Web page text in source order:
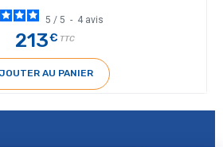
5 / 5 - 4 avis
213€ TTC
AU PANIER